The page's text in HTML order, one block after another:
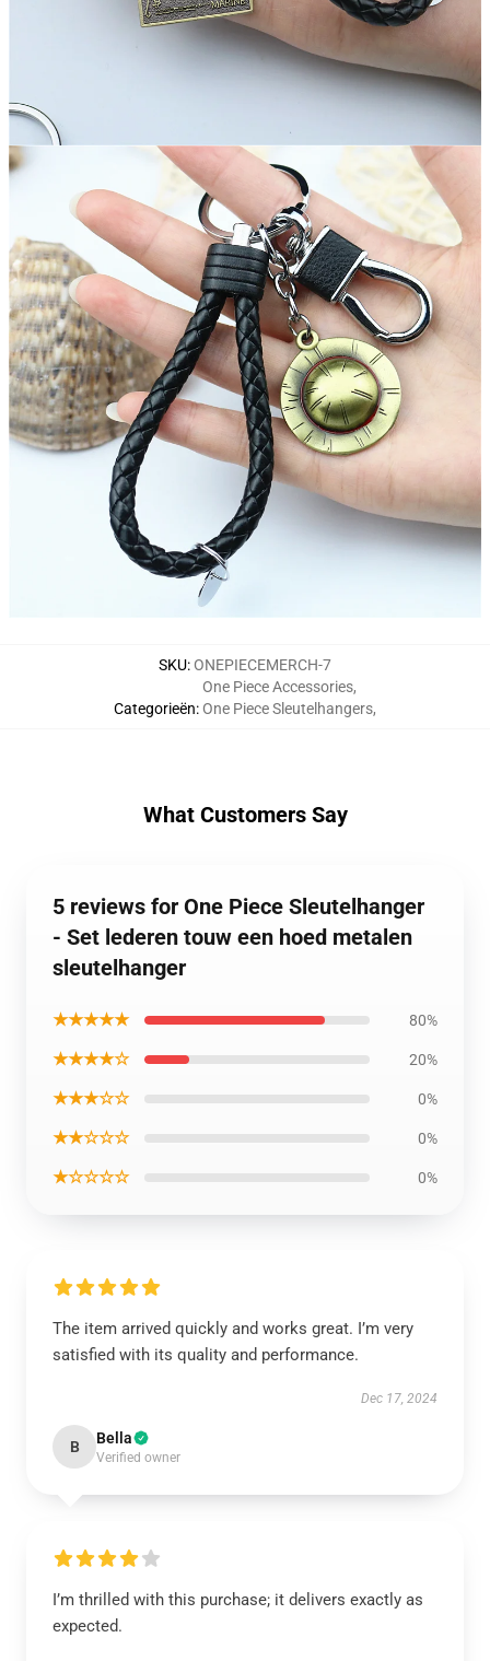
SKU:ONEPIECEMERCH-7
Categorieën:
One Piece Accessories,
One Piece Sleutelhangers,
What Customers Say
5 reviews for One Piece Sleutelhanger
- Set lederen touw een hoed metalen
sleutelhanger
★★★★★ 80%
★★★★☆ 20%
★★★☆☆ 0%
★★☆☆☆ 0%
★☆☆☆☆ 0%
The item arrived quickly and works great. I’m very
satisfied with its quality and performance.
Dec 17, 2024
B Bella
Verified owner
I’m thrilled with this purchase; it delivers exactly as
expected.